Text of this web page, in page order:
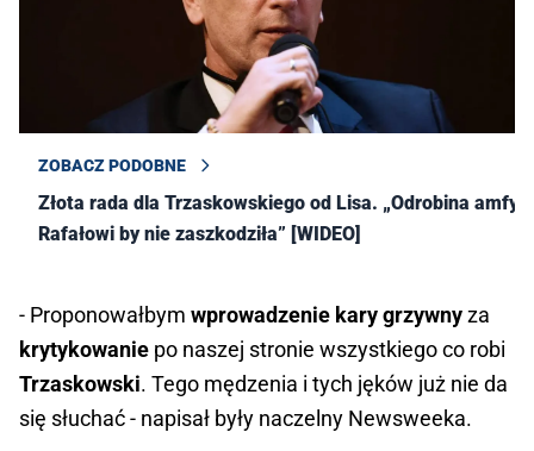
ZOBACZ PODOBNE
Złota rada dla Trzaskowskiego od Lisa. „Odrobina amfy
Rafałowi by nie zaszkodziła” [WIDEO]
- Proponowałbym wprowadzenie kary grzywnyza
krytykowanie po naszej stronie wszystkiego co robi
Trzaskowski. Tego mędzenia i tych jęków już nie da
się słuchać - napisał były naczelny Newsweeka.